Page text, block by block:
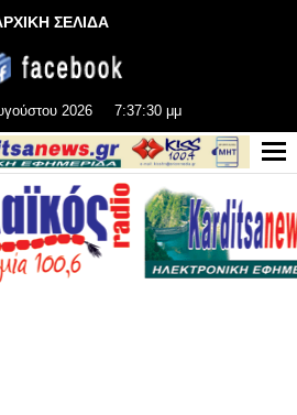
ΣΕΛΙΔΑ
2026 7:37:30 μμ